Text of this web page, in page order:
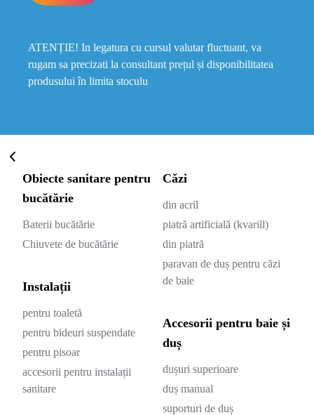
ATENȚIE! In legatura cu cursul valutar fluctuant, va
rugam sa precizati la consultant prețul și disponibilitatea
produsului în limita stoculu
Obiecte sanitare pentru
bucătărie
Baterii bucătărie
Chiuvete de bucătărie
Instalații
pentru toaletă
pentru bideuri suspendate
pentru pisoar
accesorii pentru instalații
sanitare
Căzi
din acril
piatră artificială (kvarill)
din piatră
paravan de duș pentru căzi
de baie
Accesorii pentru baie și
duș
dușuri superioare
duș manual
suporturi de duș